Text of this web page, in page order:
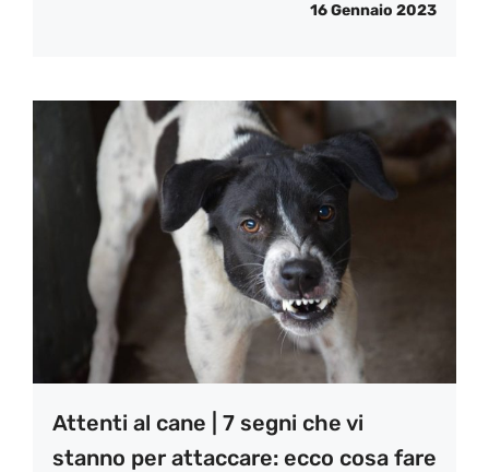
16 Gennaio 2023
Attenti al cane | 7 segni che vi
stanno per attaccare: ecco cosa fare